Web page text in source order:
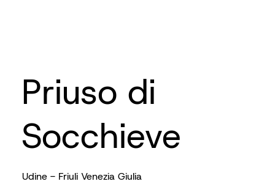
Priuso di
Socchieve
Udine - Friuli Venezia Giulia